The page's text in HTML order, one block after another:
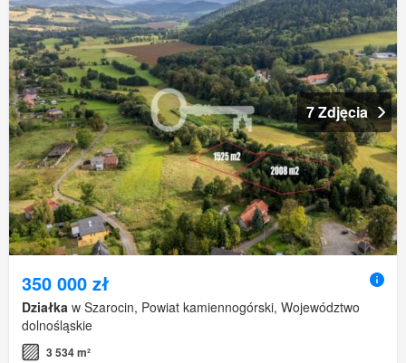
7 Zdjęcia
350 000 zł
Działka w Szarocin, Powiat kamiennogórski, Województwo
dolnośląskie
3 534 m²